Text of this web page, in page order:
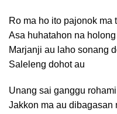
Ro ma ho ito pajonok ma
Asa huhatahon na
Marjanji au laho sonang
Saleleng dohot au
Unang sai ganggu
Jakkon ma au dibagasan